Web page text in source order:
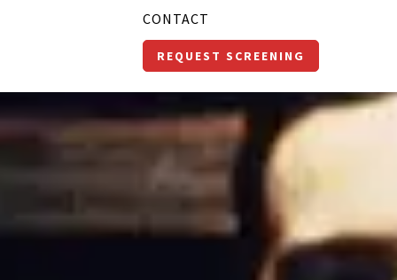
CONTACT
REQUEST SCREENING